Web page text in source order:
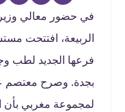
في حضور معالي
الربيعة، افتتحت
فرعها الجديد لطب
بجدة. وصرح معتصم
لمجموعة مغربي بأن